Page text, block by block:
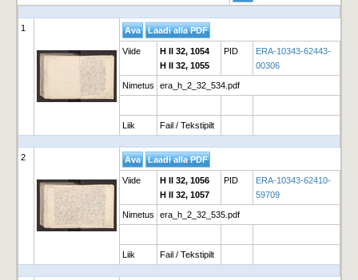
1
Viide
H II 32, 1054
H II 32, 1055
PID
ERA-10343-62443-
00306
Nimetus era_h_2_32_534.pdf
Liik Fail / Tekstipilt
2
Viide
H II 32, 1056
H II 32, 1057
PID
ERA-10343-62410-
59709
Nimetus era_h_2_32_535.pdf
Liik Fail / Tekstipilt